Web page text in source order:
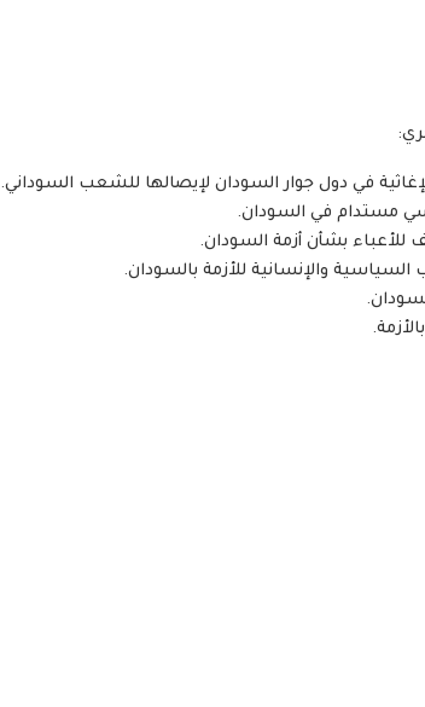
في دول جوار السودان لإيصالها للشعب السوداني.
مستدام في السودان.
بشأن أزمة السودان.
والإنسانية للأزمة بالسودان.